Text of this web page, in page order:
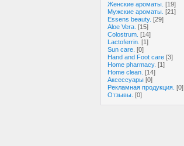
Женские ароматы. [19]
Мужские ароматы. [21]
Essens beauty. [29]
Aloe Vera. [15]
Colostrum. [14]
Lactoferrin. [1]
Sun care. [0]
Hand and Foot care [3]
Home pharmacy. [1]
Home clean. [14]
Аксессуары [0]
Рекламная продукция. [0]
Отзывы. [0]